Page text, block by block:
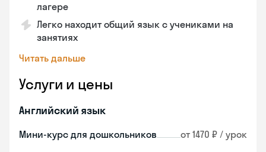
лагере
Легко находит общий язык с учениками на
занятиях
Читать дальше
Услуги и цены
Английский язык
Мини-курс для дошкольников от 1470 ₽ / урок